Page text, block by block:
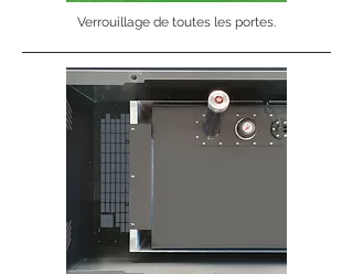
Verrouillage de toutes les portes.